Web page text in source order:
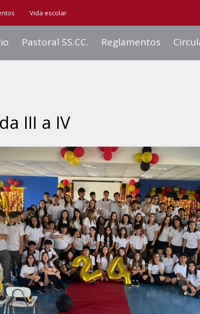
Vida escolar
Pastoral SS.CC. Reglamentos
III a IV